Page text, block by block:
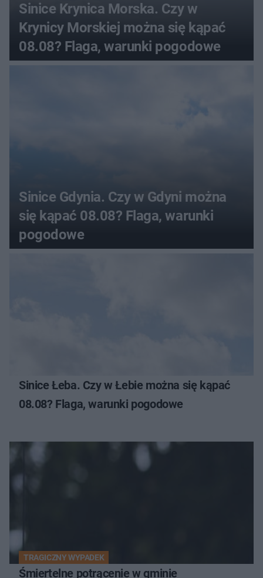
Sinice Krynica Morska. Czy w
Krynicy Morskiej można się kąpać
08.08? Flaga, warunki pogodowe
Sinice Gdynia. Czy w Gdyni można
się kąpać 08.08? Flaga, warunki
pogodowe
Sinice Łeba. Czy w Łebie można się kąpać
08.08? Flaga, warunki pogodowe
TRAGICZNY WYPADEK
Śmiertelne potrącenie w gminie